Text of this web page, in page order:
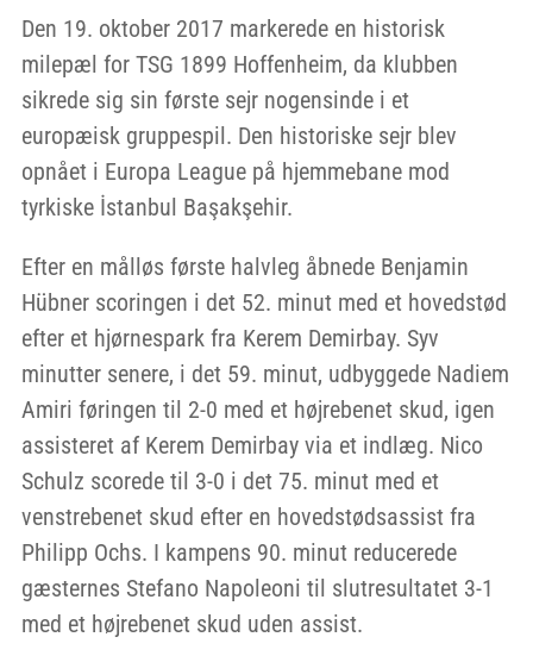
Den 19. oktober 2017 markerede en historisk
milepæl for TSG 1899 Hoffenheim, da klubben
sikrede sig sin første sejr nogensinde i et
europæisk gruppespil. Den historiske sejr blev
opnået i Europa League på hjemmebane mod
tyrkiske İstanbul Başakşehir.
Efter en målløs første halvleg åbnede Benjamin
Hübner scoringen i det 52. minut med et hovedstød
efter et hjørnespark fra Kerem Demirbay. Syv
minutter senere, i det 59. minut, udbyggede Nadiem
Amiri føringen til 2-0 med et højrebenet skud, igen
assisteret af Kerem Demirbay via et indlæg. Nico
Schulz scorede til 3-0 i det 75. minut med et
venstrebenet skud efter en hovedstødsassist fra
Philipp Ochs. I kampens 90. minut reducerede
gæsternes Stefano Napoleoni til slutresultatet 3-1
med et højrebenet skud uden assist.